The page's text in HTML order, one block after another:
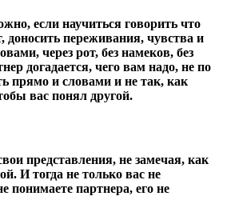
если научиться говорить что
доносить переживания, чувства и
через рот, без намеков, без
догадается, чего вам надо, не по
прямо и словами и не так, как
вас понял другой.
представления, не замечая, как
И тогда не только вас не
партнера, его не